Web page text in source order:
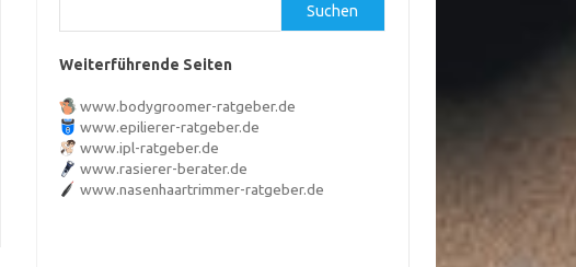
Suchen
Weiterführende Seiten
www.bodygroomer-ratgeber.de
www.epilierer-ratgeber.de
www.ipl-ratgeber.de
www.rasierer-berater.de
www.nasenhaartrimmer-ratgeber.de